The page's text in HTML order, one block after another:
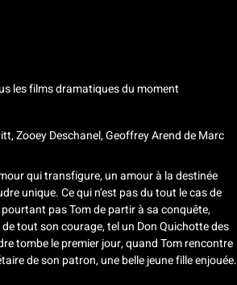
les films dramatiques du moment
Zooey Deschanel, Geoffrey ArenddeMarc
qui transfigure, un amour à la destinée
unique. Ce qui n'est pas du tout le cas de
pas Tom de partir à sa conquête,
tout son courage, tel un Don Quichotte des
tombe le premier jour, quand Tom rencontre
de son patron, une belle jeune fille enjouée.